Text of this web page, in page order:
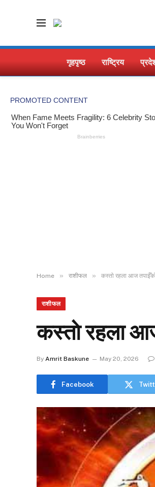
गृहपृष्ठ राष्ट्रिय
Home » राशीफल » कस्ताे रहला आज
राशीफल
कस्ताे रहला
By Amrit Baskune May 20, 2026
Facebook